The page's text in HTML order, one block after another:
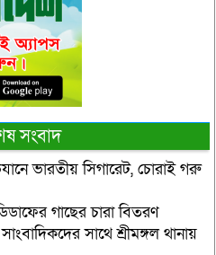
সংবাদ
ভারতীয় সিগারেট, চোরাই গরু
গাছের চারা বিতরণ
সাথে শ্রীমঙ্গল থানায়